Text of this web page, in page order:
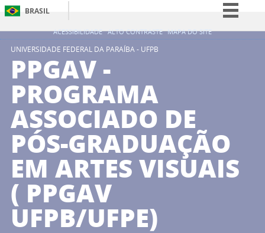
ACESSIBILIDADE ALTO CONTRASTE MAPA DO SITE
BRASIL
Simplifique!
Acesso à informação
Canais
UNIVERSIDADE FEDERAL DA PARAÍBA - UFPB
PPGAV -
PROGRAMA
ASSOCIADO DE
PÓS-GRADUAÇÃO
EM ARTES VISUAIS
( PPGAV
UFPB/UFPE)